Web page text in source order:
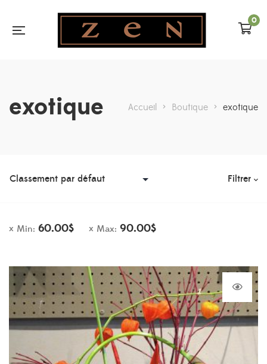
0
exotique Accueil > Boutique > exotique
Filtrer
Min: 60.00$ Max: 90.00$